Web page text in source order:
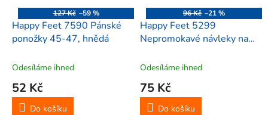
127 Kč –59 %
Happy Feet 7590 Pánské
ponožky 45-47, hnědá
Odesíláme ihned
52 Kč
Do košíku
96 Kč –21 %
Happy Feet 5299
Nepromokavé návleky na
Odesíláme ihned
75 Kč
Do košíku